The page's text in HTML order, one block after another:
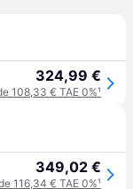
324,99 €
108,33 € TAE 0%¹
349,02 €
116,34 € TAE 0%¹